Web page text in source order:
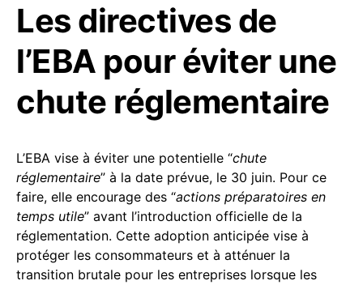
Les directives de
l’EBA pour éviter une
chute réglementaire
L’EBA vise à éviter une potentielle “chute
réglementaire” à la date prévue, le 30 juin. Pour ce
faire, elle encourage des “actions préparatoires en
temps utile” avant l’introduction officielle de la
réglementation. Cette adoption anticipée vise à
protéger les consommateurs et à atténuer la
transition brutale pour les entreprises lorsque les